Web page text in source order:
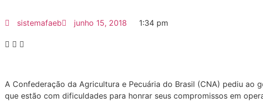
sistemafaeb junho 15, 2018 1:34 pm
A Confederação da Agricultura e Pecuária do Brasil (CNA) pediu
que estão com dificuldades para honrar seus compromissos em